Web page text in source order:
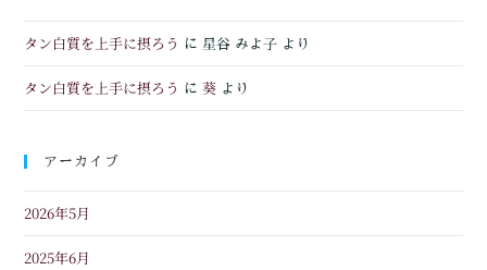
タン白質を上手に摂ろう に 星谷 みよ子 より
タン白質を上手に摂ろう に葵 より
アーカイブ
2026年5月
2025年6月